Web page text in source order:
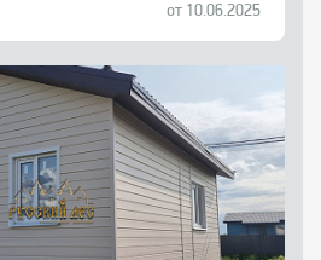
от 10.06.2025